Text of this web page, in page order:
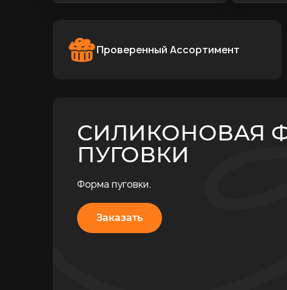
Проверенный Ассортимент
СИЛИКОНОВАЯ
ПУГОВКИ
Форма пуговки.
Заказать